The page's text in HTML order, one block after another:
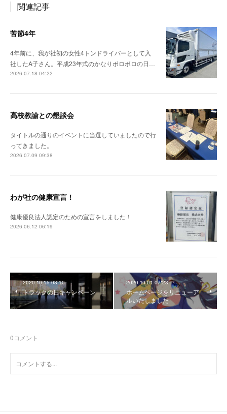
関連記事
苦節4年
4年前に、我が社初の女性4トンドライバーとして入
社したA子さん。平成23年式のかなりボロボロの日…
2026.07.18 04:22
高校教諭との懇談会
タイトルの通りのイベントに当選していましたので行
ってきました。
2026.07.09 09:38
わが社の健康宣言！
健康優良法人認定のための宣言をしました！
2026.06.12 06:19
2020.10.15 03:10
トラックの日キャンペーン
2020.10.01 07:23
ホームページをリニューア
ルいたしました
0コメント